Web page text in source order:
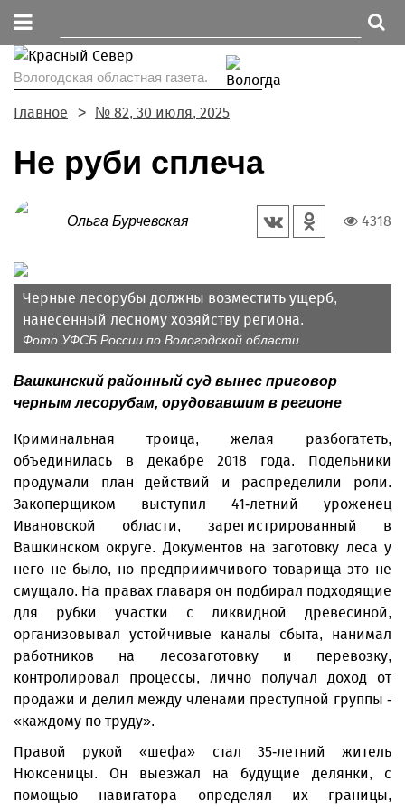
Вологодская областная газета.
Главное № 82, 30 июля, 2025
Не руби сплеча
Ольга Бурчевская 4318
Черные лесорубы должны возместить ущерб,
нанесенный лесному хозяйству региона.
Фото УФСБ России по Вологодской области
Вашкинский районный суд вынес приговор
черным лесорубам, орудовавшим в регионе
Криминальная троица, желая разбогатеть,
объединилась в декабре 2018 года. Подельники
продумали план действий и распределили роли.
Закоперщиком выступил 41-летний уроженец
Ивановской области, зарегистрированный в
Вашкинском округе. Документов на заготовку леса у
него не было, но предприимчивого товарища это не
смущало. На правах главаря он подбирал подходящие
для рубки участки с ликвидной древесиной,
организовывал устойчивые каналы сбыта, нанимал
работников на лесозаготовку и перевозку,
контролировал процессы, лично получал доход от
продажи и делил между членами преступной группы -
«каждому по труду».
Правой рукой «шефа» стал 35-летний житель
Нюксеницы. Он выезжал на будущие делянки, с
помощью навигатора определял их границы,